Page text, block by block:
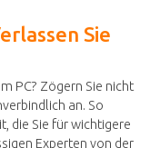
Sie
PC? Zögern Sie nicht
an. So
die Sie für wichtigere
Experten von der